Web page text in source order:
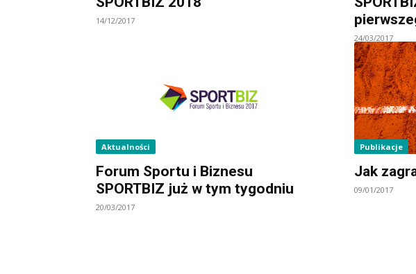
14/12/2017
24/03/2017
Aktualności
Forum Sportu i Biznesu
SPORTBIZ już w tym tygodniu
20/03/2017
Publikacje
Jak
09/01/2017